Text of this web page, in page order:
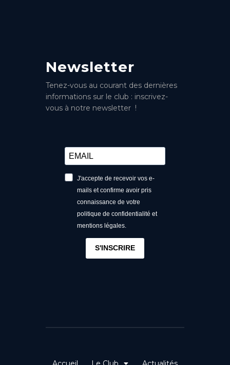
Newsletter
Tenez-vous au courant des dernières
informations sur le club : inscrivez-
vous à notre newsletter !
J'accepte de recevoir vos e-
mails et confirme avoir pris
connaissance de votre
politique de confidentialité et
mentions légales.
S'INSCRIRE